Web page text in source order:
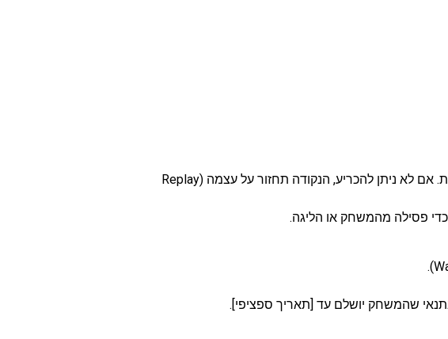
תקריות: במקרה של ויכוח שלא נפתר בין השחקנים, יש לקרוא למנהל הליגה או למשקיף, אשר יקבל החלטה סופית. אם לא ניתן להכריע, הנקודה תחזור על עצמה (Replay
פסילה מהמשחק או הליגה.
שהמשחק יושלם עד [תאריך ספציפי].